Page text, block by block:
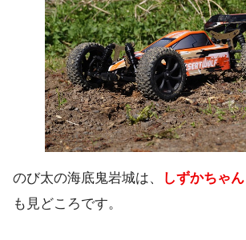
のび太の海底鬼岩城は、
しずかちゃ
も見どころです。